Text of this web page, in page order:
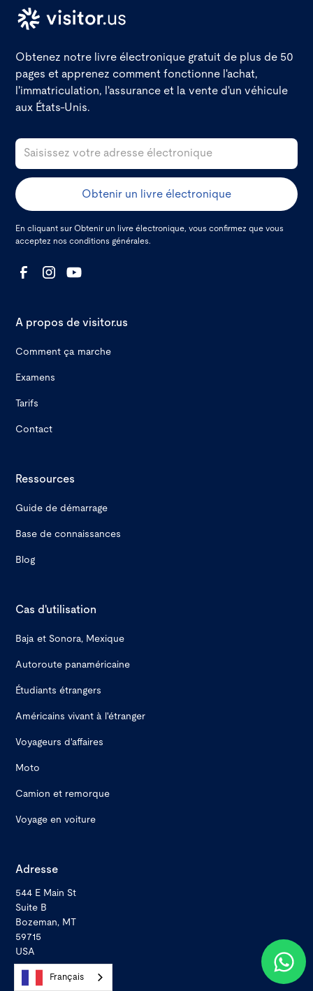
Obtenez notre livre électronique gratuit de plus de 50
pages et apprenez comment fonctionne l'achat,
l'immatriculation, l'assurance et la vente d'un véhicule
aux États-Unis.
En cliquant sur Obtenir un livre électronique, vous confirmez que vous
acceptez nosconditions générales.
A propos de visitor.us
Comment ça marche
Examens
Tarifs
Contact
Ressources
Guide de démarrage
Base de connaissances
Blog
Cas d'utilisation
Baja et Sonora, Mexique
Autoroute panaméricaine
Étudiants étrangers
Américains vivant à l'étranger
Voyageurs d'affaires
Moto
Camion et remorque
Voyage en voiture
Adresse
544 E Main St
Suite B
Bozeman, MT
59715
USA
Nous contacter
Français